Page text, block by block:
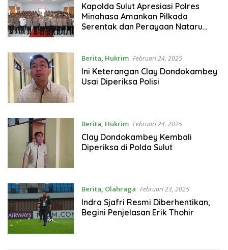
Kapolda Sulut Apresiasi Polres
Minahasa Amankan Pilkada
Serentak dan Perayaan Nataru
Berita, Hukrim Februari 24, 2025
Ini Keterangan Clay Dondokambey
Usai Diperiksa Polisi
Berita, Hukrim Februari 24, 2025
Clay Dondokambey Kembali
Diperiksa di Polda Sulut
Berita, Olahraga Februari 23, 2025
Indra Sjafri Resmi Diberhentikan,
Begini Penjelasan Erik Thohir